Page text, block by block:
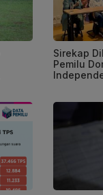
Sirekap
Pemilu